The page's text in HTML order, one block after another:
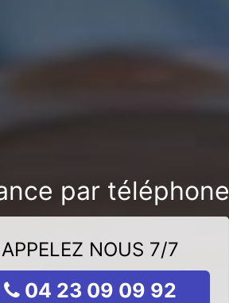
par téléphone
APPELEZ NOUS 7/7
04 23 09 09 92